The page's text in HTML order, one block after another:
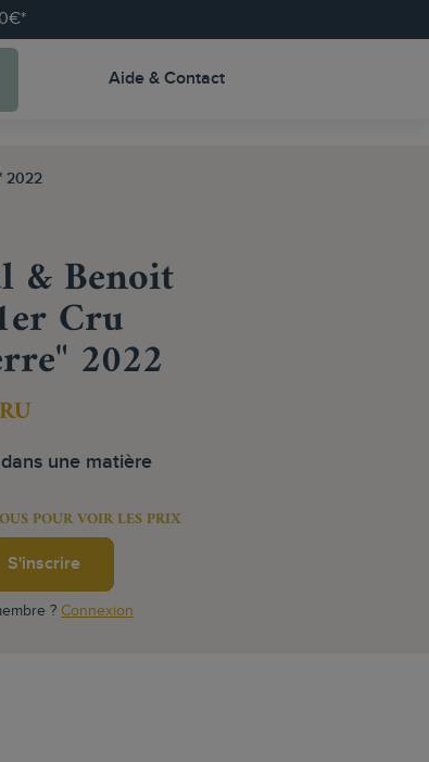
Aide & Contact
2022
& Benoit
Cru
2022
une matière
POUR VOIR LES PRIX
S'inscrire
? Connexion